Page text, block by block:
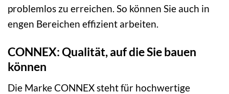
problemlos zu erreichen. So können Sie auch in
engen Bereichen effizient arbeiten.
CONNEX: Qualität, auf die Sie bauen
können
Die Marke CONNEX steht für hochwertige